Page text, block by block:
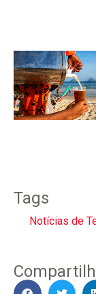
Tags
Notícias de